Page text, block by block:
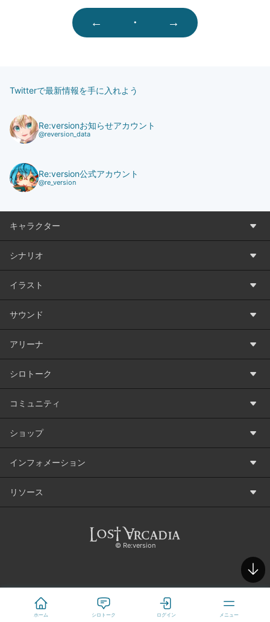
ホーム シロトーク ログイン メニュー
← ・ →
Twitterで最新情報を手に入れよう
Re:versionお知らせアカウント
@reversion_data
Re:version公式アカウント
@re_version
キャラクター
シナリオ
イラスト
サウンド
アリーナ
シロトーク
コミュニティ
ショップ
インフォメーション
リソース
©️ Re:version